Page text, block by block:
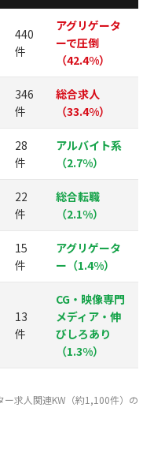
440
件
アグリゲータ
ーで圧倒
（42.4%）
346
件
総合求人
（33.4%）
28
件
アルバイト系
（2.7%）
22
件
総合転職
（2.1%）
15
件
アグリゲータ
ー（1.4%）
13
件
CG・映像専門
メディア・伸
びしろあり
（1.3%）
求人関連KW（約1,100件）の